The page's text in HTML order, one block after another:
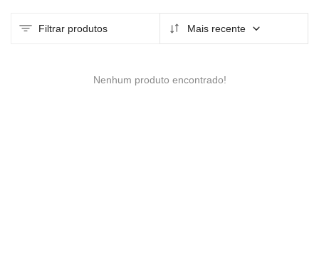
Lista de Desejos
Filtrar produtos Mais recente
Nenhum produto encontrado!